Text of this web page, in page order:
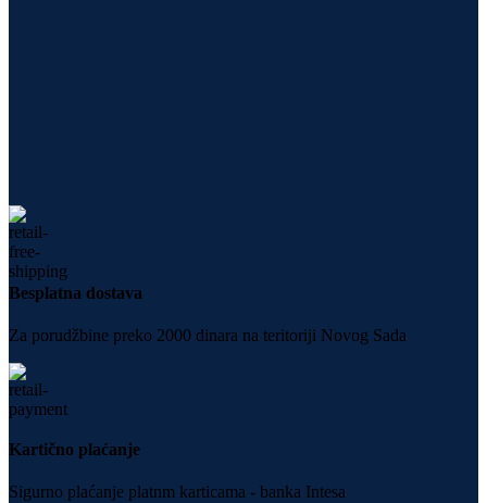
Besplatna dostava
Za porudžbine preko 2000 dinara na teritoriji Novog Sada
Kartično plaćanje
Sigurno plaćanje platnm karticama - banka Intesa